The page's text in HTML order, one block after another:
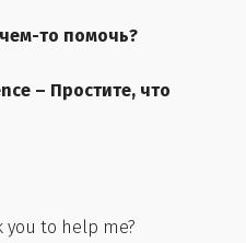
то помочь?
– Простите, что
you to help me?